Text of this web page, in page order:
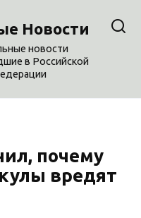
Новости
новости
в Российской
почему
вредят